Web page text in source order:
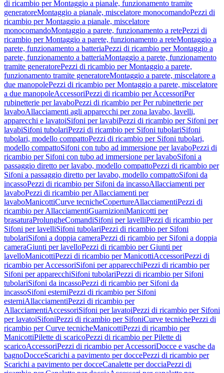
di ricambio per Montaggio a pianale, funzionamento tramite
generatoreMontaggio a pianale, miscelatore monocomandoPezzi di
ricambio per Montaggio a pianale, miscelatore
monocomandoMontaggio a parete, funzionamento a retePezzi di
ricambio per Montaggio a parete, funzionamento a reteMontaggio a
parete, funzionamento a batteriaPezzi di ricambio per Montaggio a
parete, funzionamento a batteriaMontaggio a parete, funzionamento
tramite generatorePezzi di ricambio per Montaggio a parete,
funzionamento tramite generatoreMontaggio a parete, miscelatore a
due manopolePezzi di ricambio per Montaggio a parete, miscelatore
a due manopoleAccessoriPezzi di ricambio per AccessoriPer
rubinetterie per lavaboPezzi di ricambio per Per rubinetterie per
lavaboAllacciamenti agli apparecchi per zona lavabo, lavelli,
apparecchi e lavatoiSifoni per lavabiPezzi di ricambio per Sifoni per
lavabiSifoni tubolariPezzi di ricambio per Sifoni tubolariSifoni
tubolari, modello compattoPezzi di ricambio per Sifoni tubolari,
modello compattoSifoni con tubo ad immersione per lavaboPezzi di
ricambio per Sifoni con tubo ad immersione per lavaboSifoni a
passaggio diretto per lavabo, modello compattoPezzi di ricambio per
Sifoni a passaggio diretto per lavabo, modello compattoSifoni da
incassoPezzi di ricambio per Sifoni da incassoAllacciamenti per
lavaboPezzi di ricambio per Allacciamenti per
lavaboManicottiCurve tecnicheCopertureAllacciamentiPezzi di
ricambio per AllacciamentiGuarnizioniManicotti per
brasaturaProlungheComandiSifoni per lavelliPezzi di ricambio per
Sifoni per lavelliSifoni tubolariPezzi di ricambio per Sifoni
tubolariSifoni a doppia cameraPezzi di ricambio per Sifoni a doppia
cameraGiunti per lavelloPezzi di ricambio per Giunti per
lavelloManicottiPezzi di ricambio per ManicottiAccessoriPezzi di
ricambio per AccessoriSifoni per apparecchiPezzi di ricambio per
Sifoni per apparecchiSifoni tubolariPezzi di ricambio per Sifoni
tubolariSifoni da incassoPezzi di ricambio per Sifoni da
incassoSifoni esterniPezzi di ricambio per Sifoni
esterniAllacciamentiPezzi di ricambio per
AllacciamentiAccessoriSifoni per lavatoiPezzi di ricambio per Sifoni
per lavatoiSifoniPezzi di ricambio per SifoniCurve tecnichePezzi di
ricambio per Curve tecnicheManicottiPezzi di ricambio per
ManicottiPilette di scaricoPezzi di ricambio per Pilette di
scaricoAccessoriPezzi di ricambio per AccessoriDocce e vasche da
bagnoDocceScarichi a pavimento per doccePezzi di ricambio per
Scarichi a pavimento per docceCanalette per docciaPezzi di